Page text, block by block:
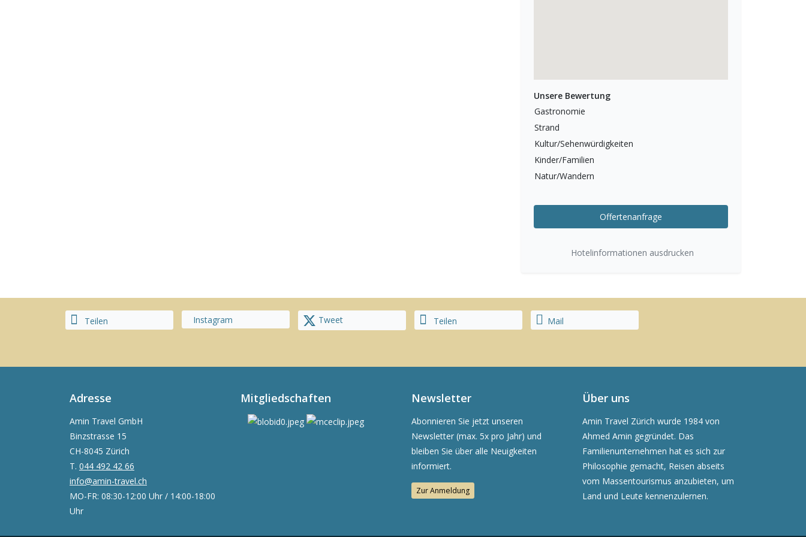
Unsere Bewertung
Gastronomie
Strand
Kultur/Sehenwürdigkeiten
Kinder/Familien
Natur/Wandern
Offertenanfrage
Hotelinformationen ausdrucken
Teilen Instagram Tweet Teilen Mail
Adresse
Amin Travel GmbH
Binzstrasse 15
CH-8045 Zürich
T. 044 492 42 66
info@amin-travel.ch
MO-FR: 08:30-12:00 Uhr / 14:00-18:00
Uhr
Mitgliedschaften Newsletter
Abonnieren Sie jetzt unseren
Newsletter (max. 5x pro Jahr) und
bleiben Sie über alle Neuigkeiten
informiert.
Zur Anmeldung
Über uns
Amin Travel Zürich wurde 1984 von
Ahmed Amin gegründet. Das
Familienunternehmen hat es sich zur
Philosophie gemacht, Reisen abseits
vom Massentourismus anzubieten, um
Land und Leute kennenzulernen.